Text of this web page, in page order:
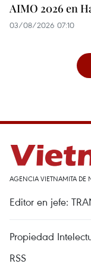
AIMO 2026 en
03/08/2026 07:10
AGENCIA VIETNAMITA DE
Editor en jefe:
Propiedad
RSS